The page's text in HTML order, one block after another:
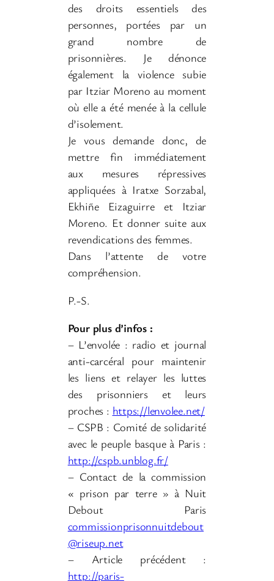
des droits essentiels des
personnes, portées par un
grand nombre de
prisonnières. Je dénonce
également la violence subie
par Itziar Moreno au moment
où elle a été menée à la cellule
d’isolement.
Je vous demande donc, de
mettre fin immédiatement
aux mesures répressives
appliquées à Iratxe Sorzabal,
Ekhiñe Eizaguirre et Itziar
Moreno. Et donner suite aux
revendications des femmes.
Dans l’attente de votre
compréhension.
P.-S.
Pour plus d’infos :
– L’envolée : radio et journal
anti-carcéral pour maintenir
les liens et relayer les luttes
des prisonniers et leurs
proches : https://lenvolee.net/
– CSPB : Comité de solidarité
avec le peuple basque à Paris :
http://cspb.unblog.fr/
– Contact de la commission
« prison par terre » à Nuit
Debout Paris
commissionprisonnuitdebout
@riseup.net
– Article précédent :
http://paris-